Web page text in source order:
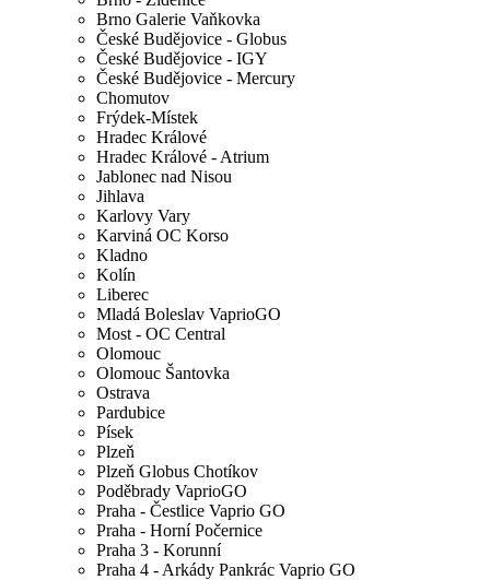
Brno Galerie Vaňkovka
České Budějovice - Globus
České Budějovice - IGY
České Budějovice - Mercury
Chomutov
Frýdek-Místek
Hradec Králové
Hradec Králové - Atrium
Jablonec nad Nisou
Jihlava
Karlovy Vary
Karviná OC Korso
Kladno
Kolín
Liberec
Mladá Boleslav VaprioGO
Most - OC Central
Olomouc
Olomouc Šantovka
Ostrava
Pardubice
Písek
Plzeň
Plzeň Globus Chotíkov
Poděbrady VaprioGO
Praha - Čestlice Vaprio GO
Praha - Horní Počernice
Praha 3 - Korunní
Praha 4 - Arkády Pankrác Vaprio GO